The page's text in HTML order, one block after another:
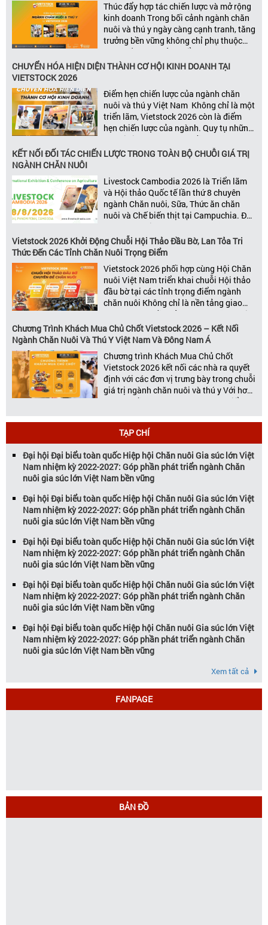
Thúc đẩy hợp tác chiến lược và mở rộng
kinh doanh Trong bối cảnh ngành chăn
nuôi và thú y ngày càng cạnh tranh, tăng
trưởng bền vững không chỉ phụ thuộc
vào chất lượng sản phẩm hay năng lực
đổi mới, mà còn được thúc đẩy bởi khả
năng xây dựng các mối quan […]
CHUYỂN HÓA HIỆN DIỆN THÀNH CƠ HỘI KINH DOANH TẠI
VIETSTOCK 2026
Điểm hẹn chiến lược của ngành chăn
nuôi và thú y Việt Nam Không chỉ là một
triển lãm, Vietstock 2026 còn là điểm
hẹn chiến lược của ngành. Quy tụ những
đơn vị kinh doanh hàng đầu, những lãnh
đạo và nhà cung cấp trong chuỗi giá
trị ngành, Vietstock mang đến nền tảng
giá trị […]
KẾT NỐI ĐỐI TÁC CHIẾN LƯỢC TRONG TOÀN BỘ CHUỖI GIÁ TRỊ
NGÀNH CHĂN NUÔI
Livestock Cambodia 2026 là Triển lãm
và Hội thảo Quốc tế lần thứ 8 chuyên
ngành Chăn nuôi, Sữa, Thức ăn chăn
nuôi và Chế biến thịt tại Campuchia. Đây
được đánh giá là một trong những sự
kiện thương mại thường niên uy tín và
đáng chú ý nhất của ngành nông nghiệp
– chăn […]
Vietstock 2026 Khởi Động Chuỗi Hội Thảo Đầu Bờ, Lan Tỏa Tri
Thức Đến Các Tỉnh Chăn Nuôi Trọng Điểm
Vietstock 2026 phối hợp cùng Hội Chăn
nuôi Việt Nam triển khai chuỗi Hội thảo
đầu bờ tại các tỉnh trọng điểm ngành
chăn nuôi Không chỉ là nền tảng giao
thương hàng đầu của ngành chăn nuôi
và thú y, Vietstock còn là triển lãm duy
nhất tại Việt Nam tổ chức thường niên
Chương Trình Khách Mua Chủ Chốt Vietstock 2026 – Kết Nối
Ngành Chăn Nuôi Và Thú Y Việt Nam Và Đông Nam Á
Chương trình Khách Mua Chủ Chốt
Vietstock 2026 kết nối các nhà ra quyết
định với các đơn vị trưng bày trong chuỗi
giá trị ngành chăn nuôi và thú y Với hơn
20 năm đồng hành cùng sự phát triển
Vietstock đã khẳng định vị thế là triển […]
TẠP CHÍ
Đại hội Đại biểu toàn quốc Hiệp hội Chăn nuôi Gia súc lớn Việt
Nam nhiệm kỳ 2022-2027: Góp phần phát triển ngành Chăn
nuôi gia súc lớn Việt Nam bền vững
Đại hội Đại biểu toàn quốc Hiệp hội Chăn nuôi Gia súc lớn Việt
Nam nhiệm kỳ 2022-2027: Góp phần phát triển ngành Chăn
nuôi gia súc lớn Việt Nam bền vững
Đại hội Đại biểu toàn quốc Hiệp hội Chăn nuôi Gia súc lớn Việt
Nam nhiệm kỳ 2022-2027: Góp phần phát triển ngành Chăn
nuôi gia súc lớn Việt Nam bền vững
Đại hội Đại biểu toàn quốc Hiệp hội Chăn nuôi Gia súc lớn Việt
Nam nhiệm kỳ 2022-2027: Góp phần phát triển ngành Chăn
nuôi gia súc lớn Việt Nam bền vững
Đại hội Đại biểu toàn quốc Hiệp hội Chăn nuôi Gia súc lớn Việt
Nam nhiệm kỳ 2022-2027: Góp phần phát triển ngành Chăn
nuôi gia súc lớn Việt Nam bền vững
Xem tất cả
FANPAGE
BẢN ĐỒ